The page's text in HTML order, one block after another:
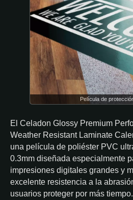
Película de
El Celadon Glossy Premium
Weather Resistant Laminate
una película de poliéster PVC
0.3mm diseñada especialmente
impresiones digitales grandes y
excelente resistencia a la
usuarios proteger por más